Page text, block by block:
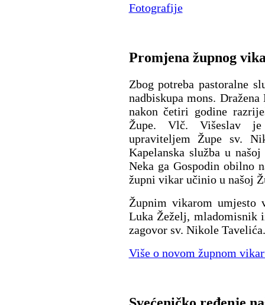
Fotografije
Promjena župnog
Zbog potreba pastoralne
nadbiskupa mons.
nakon četiri godine
Župe. Vlč. Višeslav je
upraviteljem Župe sv.
Kapelanska služba u
Neka ga Gospodin obilno
župni vikar učinio u našoj
Župnim vikarom umjesto
Luka Žeželj, mladomisnik
zagovor sv. Nikole Tavelića.
Više o novom župnom